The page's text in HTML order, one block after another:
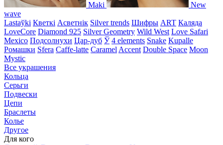
Maki
New
wave
Lastaўki Кветкі Асветнiк Silver trends Шифры ART Каляда
LoveCore Diamond 925 Silver Geometry Wild West Love Safari
Mexico Подсолнухи Цар-дуб Ў 4 elements Snake Kupalle
Ромашки Sfera Caffe-latte Caramel Accent Double Space Moon
Mystic
Все украшения
Кольца
Серьги
Подвески
Цепи
Браслеты
Колье
Другое
Для кого